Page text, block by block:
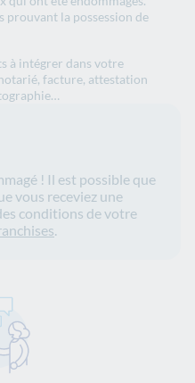
prouvant la possession de
à intégrer dans votre
facture, attestation
! Il est possible que
vous receviez une
conditions de votre
.